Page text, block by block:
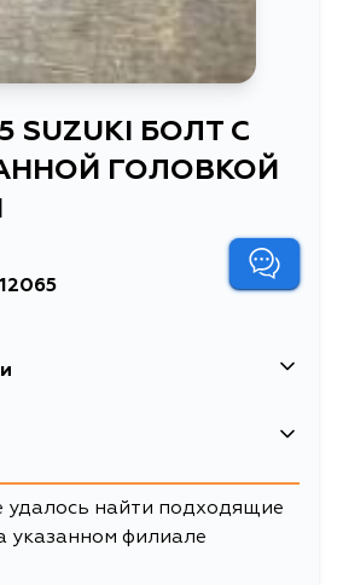
SUZUKI БОЛТ С
ГОЛОВКОЙ
БОЛТ С
ШЕСТИГРАННОЙ
Двигатель
удалось найти подходящие
указанном филиале